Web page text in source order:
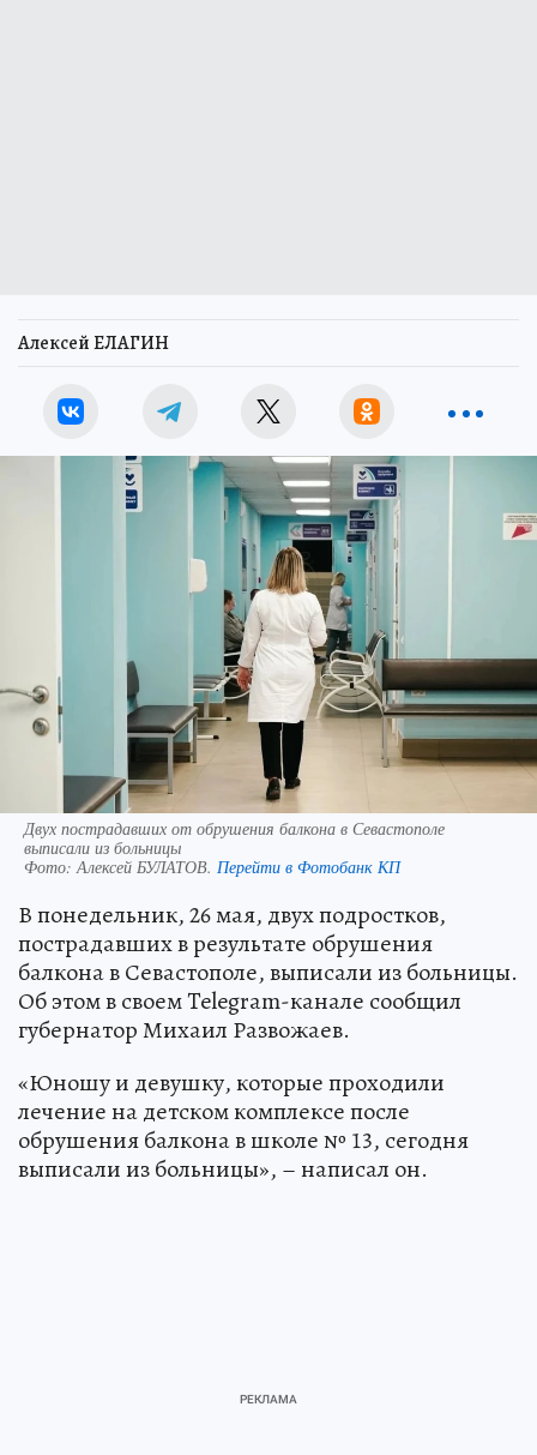
Алексей ЕЛАГИН
Двух пострадавших от обрушения балкона в Севастополе
выписали из больницы
Фото:Алексей БУЛАТОВ. Перейти в Фотобанк КП
В понедельник, 26 мая, двух подростков,
пострадавших в результате обрушения
балкона в Севастополе, выписали из больницы.
Об этом в своем Telegram-канале сообщил
губернатор Михаил Развожаев.
«Юношу и девушку, которые проходили
лечение на детском комплексе после
обрушения балкона в школе № 13, сегодня
выписали из больницы», – написал он.